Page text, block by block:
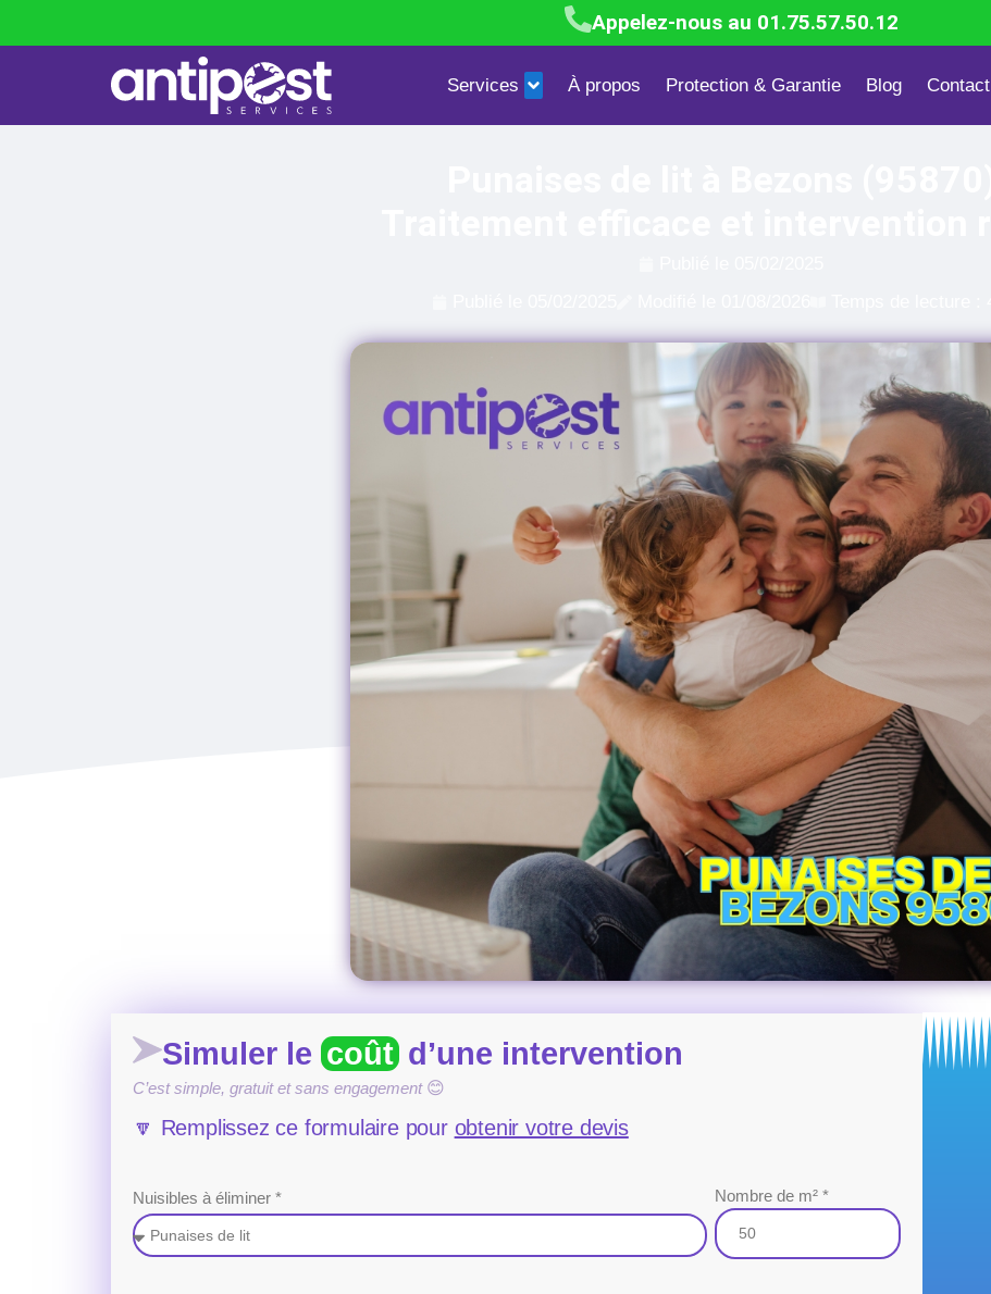
Appelez-nous au 01.75.57.50.12
Services À propos Protection & Garantie Blog Contact
Punaises de lit Blattes & Cafards Mites textiles & alimentaires Dépigeonnage
Simuler le coût d’une intervention
C’est simple, gratuit et sans engagement 😊
🔽 Remplissez ce formulaire pour obtenir votre devis
Nuisibles à éliminer * Nombre de m² *